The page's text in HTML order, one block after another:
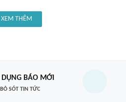
XEM THÊM
BÁO MỚI
SÓT TIN TỨC